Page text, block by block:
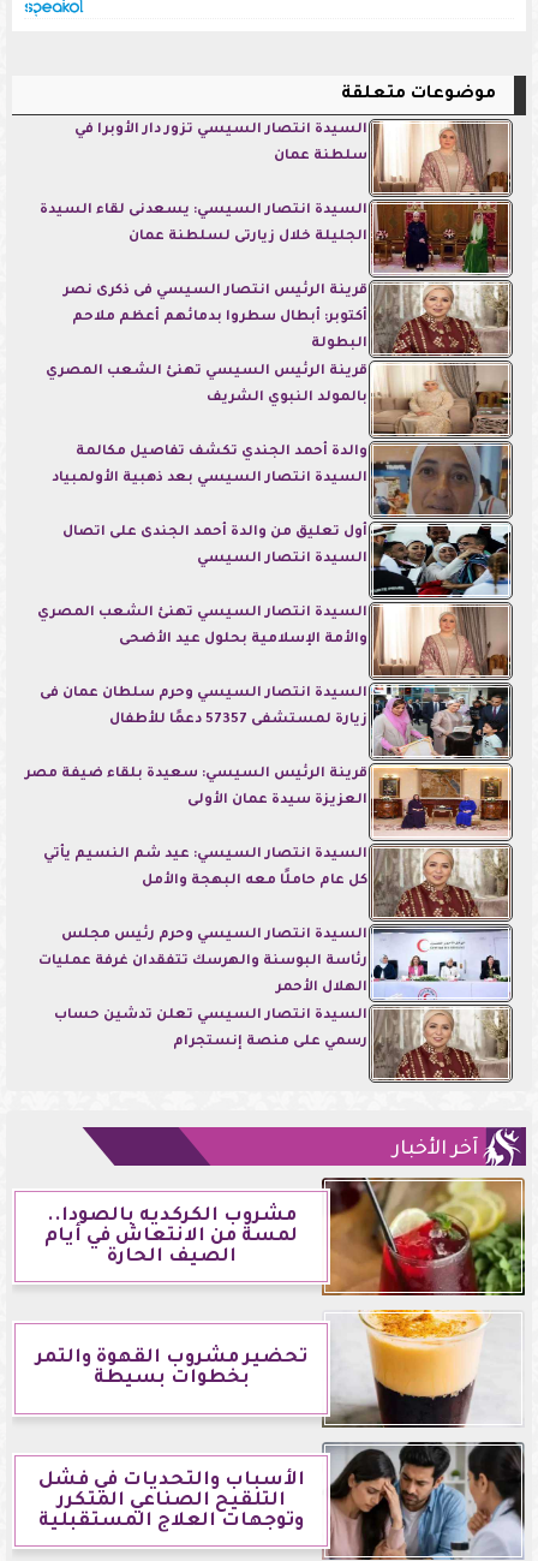
موضوعات متعلقة
السيدة انتصار السيسي تزور دار الأوبرا في
سلطنة عمان
السيدة انتصار السيسي: يسعدنى لقاء السيدة
الجليلة خلال زيارتى لسلطنة عمان
قرينة الرئيس انتصار السيسي فى ذكرى نصر
أكتوبر: أبطال سطروا بدمائهم أعظم ملاحم
البطولة
قرينة الرئيس السيسي تهنئ الشعب المصري
بالمولد النبوي الشريف
والدة أحمد الجندي تكشف تفاصيل مكالمة
السيدة انتصار السيسي بعد ذهبية الأولمبياد
أول تعليق من والدة أحمد الجندى على اتصال
السيدة انتصار السيسي
السيدة انتصار السيسي تهنئ الشعب المصري
والأمة الإسلامية بحلول عيد الأضحى
السيدة انتصار السيسي وحرم سلطان عمان فى
زيارة لمستشفى 57357 دعمًا للأطفال
قرينة الرئيس السيسي: سعيدة بلقاء ضيفة مصر
العزيزة سيدة عمان الأولى
السيدة انتصار السيسي: عيد شم النسيم يأتي
كل عام حاملًا معه البهجة والأمل
السيدة انتصار السيسي وحرم رئيس مجلس
رئاسة البوسنة والهرسك تتفقدان غرفة عمليات
الهلال الأحمر
السيدة انتصار السيسي تعلن تدشين حساب
رسمي على منصة إنستجرام
آخر الأخبار
مشروب الكركديه بالصودا..
لمسة من الانتعاش في أيام
الصيف الحارة
تحضير مشروب القهوة والتمر
بخطوات بسيطة
الأسباب والتحديات في فشل
التلقيح الصناعي المتكرر
وتوجهات العلاج المستقبلية